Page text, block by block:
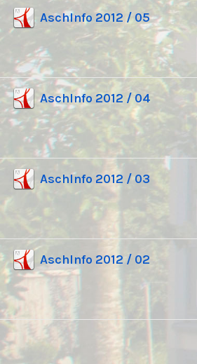
AschInfo 2012 / 05
AschInfo 2012 / 04
AschInfo 2012 / 03
AschInfo 2012 / 02